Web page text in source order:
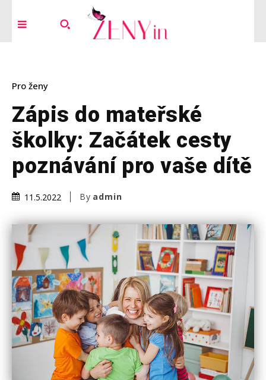
Pro ženy
Zápis do mateřské
školky: Začátek cesty
poznávání pro vaše dítě
11.5.2022 By admin